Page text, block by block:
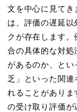
文を中心に見て
は、評価の遅延以
クが存在します
合の具体的な対処
があるのか、と
乏」といった関連
れることがありま
の受け取り評価が